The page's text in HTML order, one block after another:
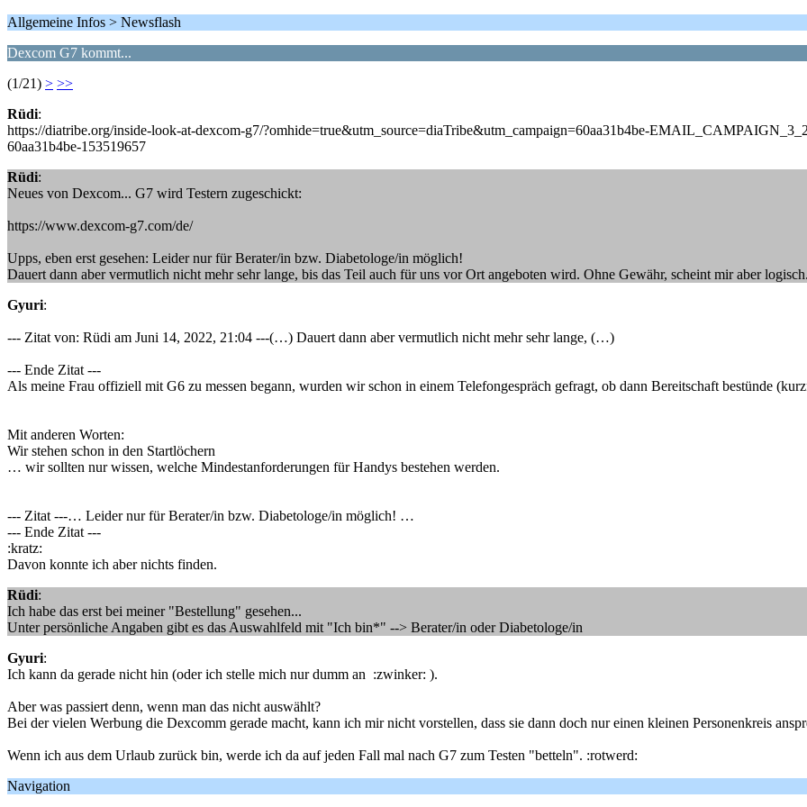
Allgemeine Infos > Newsflash
Dexcom G7 kommt...
(1/21) > >>
Rüdi:
https://diatribe.org/inside-look-at-dexcom-g7/?omhide=true&utm_source=diaTribe&utm_campaign=60aa31b4be-
60aa31b4be-153519657
Rüdi:
Neues von Dexcom... G7 wird Testern zugeschickt:
https://www.dexcom-g7.com/de/
Upps, eben erst gesehen: Leider nur für Berater/in bzw. Diabetologe/in möglich!
Dauert dann aber vermutlich nicht mehr sehr lange, bis das Teil auch für uns vor Ort angeboten wird. Ohne Gewähr, scheint mir aber logisch.
Gyuri:
--- Zitat von: Rüdi am Juni 14, 2022, 21:04 ---(…) Dauert dann aber vermutlich nicht mehr sehr lange, (…)
--- Ende Zitat ---
Als meine Frau offiziell mit G6 zu messen begann, wurden wir schon in einem Telefongespräch gefragt, ob dann Bereitschaft bestünde
Mit anderen Worten:
Wir stehen schon in den Startlöchern
… wir sollten nur wissen, welche Mindestanforderungen für Handys bestehen werden.
--- Zitat ---… Leider nur für Berater/in bzw. Diabetologe/in möglich! …
--- Ende Zitat ---
:kratz:
Davon konnte ich aber nichts finden.
Rüdi:
Ich habe das erst bei meiner "Bestellung" gesehen...
Unter persönliche Angaben gibt es das Auswahlfeld mit "Ich bin*" --> Berater/in oder Diabetologe/in
Gyuri:
Ich kann da gerade nicht hin (oder ich stelle mich nur dumm an :zwinker: ).
Aber was passiert denn, wenn man das nicht auswählt?
Bei der vielen Werbung die Dexcomm gerade macht, kann ich mir nicht vorstellen, dass sie dann doch nur einen kleinen Personenkreis
Wenn ich aus dem Urlaub zurück bin, werde ich da auf jeden Fall mal nach G7 zum Testen "betteln". :rotwerd:
Navigation